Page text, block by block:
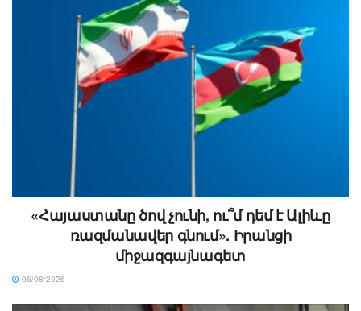
«Հայաստանը ծով չունի, ու՞մ դեմ է Ալիևը
ռազմանավեր գնում». Իրանցի
միջազգայնագետ
06/08/2026